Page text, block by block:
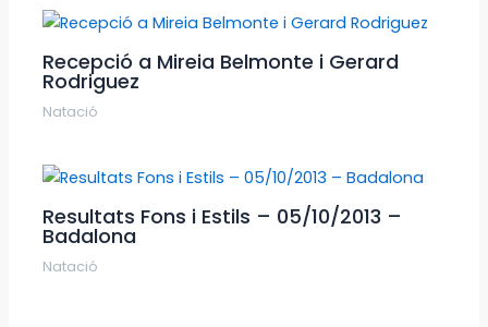
Recepció a Mireia Belmonte i Gerard
Rodriguez
Natació
Resultats Fons i Estils – 05/10/2013 –
Badalona
Natació